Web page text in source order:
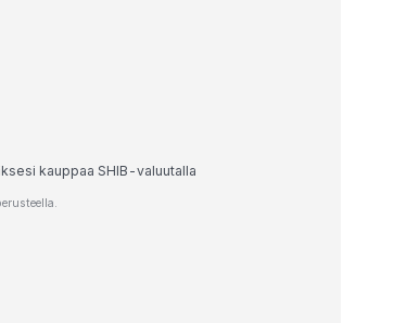
kauppaa SHIB-valuutalla